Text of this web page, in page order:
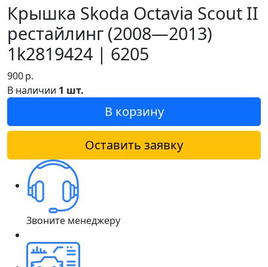
Крышка Skoda Octavia Scout II
рестайлинг (2008—2013)
1k2819424 | 6205
900р.
В наличии 1 шт.
В корзину
Оставить заявку
Звоните менеджеру